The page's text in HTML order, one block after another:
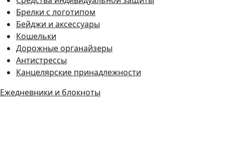
Брелки с логотипом
Бейджи и аксессуары
Кошельки
Дорожные органайзеры
Антистрессы
Канцелярские принадлежности
Ежедневники и блокноты